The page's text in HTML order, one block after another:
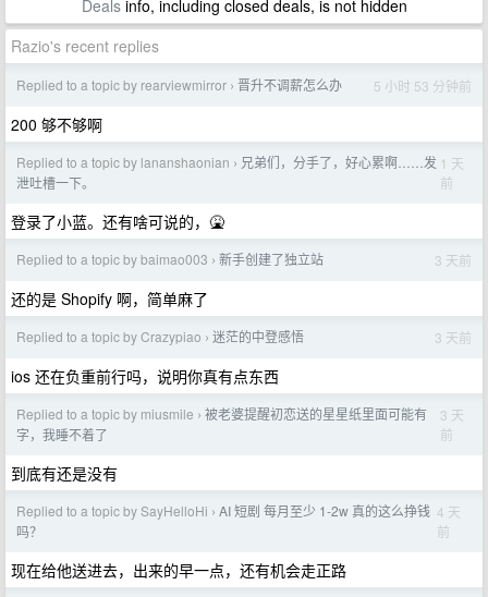
Dealsinfo, including closed deals, is not hidden
Razio's recent replies
Replied to a topic by rearviewmirror › 晋升不调薪怎么办 5 小时 53 分钟前
200 够不够啊
Replied to a topic by lananshaonian › 兄弟们，分手了，好心累啊……发
泄吐槽一下。
1 天
前
登录了小蓝。还有啥可说的，🤮
Replied to a topic by baimao003 › 新手创建了独立站 3 天前
还的是 Shopify 啊，简单麻了
Replied to a topic by Crazypiao › 迷茫的中登感悟 3 天前
ios 还在负重前行吗，说明你真有点东西
Replied to a topic by miusmile › 被老婆提醒初恋送的星星纸里面可能有
字，我睡不着了
3 天
前
到底有还是没有
Replied to a topic by SayHelloHi › AI 短剧 每月至少 1-2w 真的这么挣钱
吗？
4 天
前
现在给他送进去，出来的早一点，还有机会走正路